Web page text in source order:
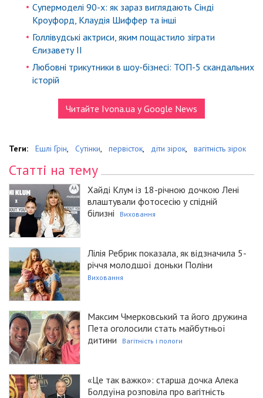
Супермоделі 90-х: як зараз виглядають Сінді
Кроуфорд, Клаудія Шиффер та інші
Голлівудські актриси, яким пощастило зіграти
Єлизавету II
Любовні трикутники в шоу-бізнесі: ТОП-5 скандальних
історій
Читайте Ivona.ua у Google News
Теги: Ешлі Грін, Сутінки, первісток, діти зірок, вагітність зірок
Статті на тему
Хайді Клум із 18-річною дочкою Лені
влаштували фотосесію у спідній
білизні
Виховання
Лілія Ребрик показала, як відзначила 5-
річчя молодшої доньки Поліни
Виховання
Максим Чмерковський та його дружина
Пета оголосили стать майбутньої
дитини
Вагітність і пологи
«Це так важко»: старша дочка Алека
Болдуїна розповіла про вагітність